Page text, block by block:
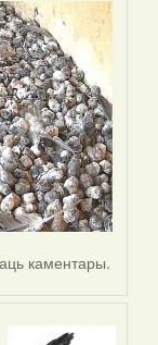
каментары.